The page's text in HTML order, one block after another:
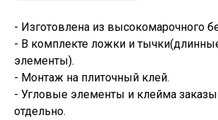
- Изготовлена из высокомарочного
- В комплекте ложки и
элементы).
- Монтаж на плиточный клей.
- Угловые элементы и клейма
отдельно.